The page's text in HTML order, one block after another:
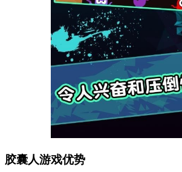
胶囊人游戏优势